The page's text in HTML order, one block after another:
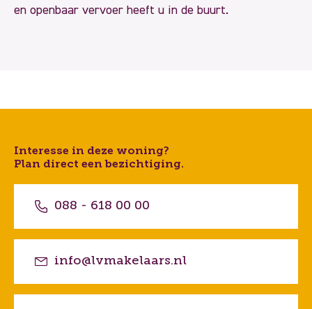
en openbaar vervoer heeft u in de buurt.
Interesse in deze woning?
Plan direct een bezichtiging.
088 - 618 00 00
info@lvmakelaars.nl